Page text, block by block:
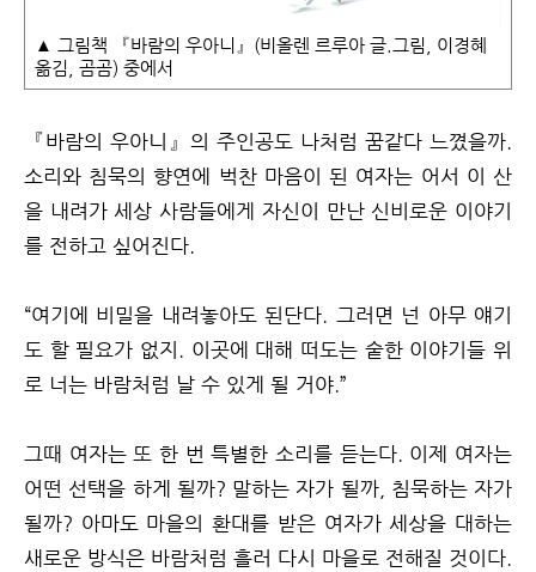
▲ 그림책 『바람의 우아니』(비올렌 르루아 글.그림, 이경혜
옮김, 곰곰) 중에서
『바람의 우아니』의 주인공도 나처럼 꿈같다 느꼈을까.
소리와 침묵의 향연에 벅찬 마음이 된 여자는 어서 이 산
을 내려가 세상 사람들에게 자신이 만난 신비로운 이야기
를 전하고 싶어진다.
“여기에 비밀을 내려놓아도 된단다. 그러면 넌 아무 얘기
도 할 필요가 없지. 이곳에 대해 떠도는 숱한 이야기들 위
로 너는 바람처럼 날 수 있게 될 거야.”
그때 여자는 또 한 번 특별한 소리를 듣는다. 이제 여자는
어떤 선택을 하게 될까? 말하는 자가 될까, 침묵하는 자가
될까? 아마도 마을의 환대를 받은 여자가 세상을 대하는
새로운 방식은 바람처럼 흘러 다시 마을로 전해질 것이다.